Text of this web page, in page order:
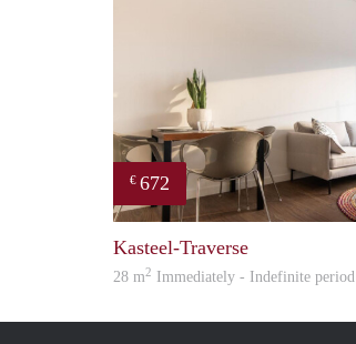
€ 672
Kasteel-Traverse
28 m2 Immediately - Indefinite period